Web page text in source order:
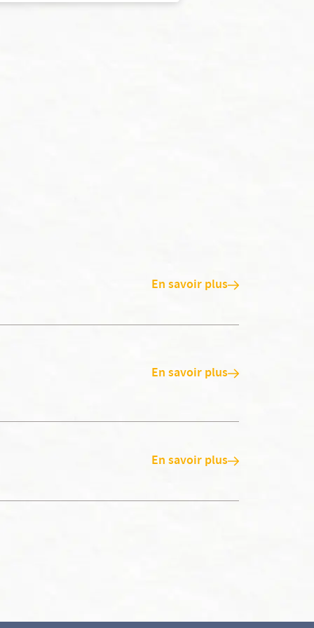
En savoir plus
En savoir plus
En savoir plus